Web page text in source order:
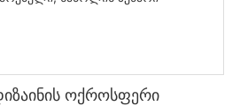
ოქროსფერი